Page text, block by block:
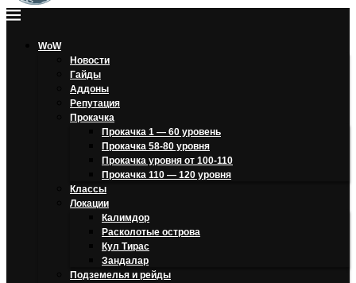
WoW
Новости
Гайды
Аддоны
Репутация
Прокачка
Прокачка 1 — 60 уровень
Прокачка 58-80 уровня
Прокачка уровня от 100-110
Прокачка 110 — 120 уровня
Классы
Локации
Калимдор
Расколотые острова
Кул Тирас
Зандалар
Подземелья и рейды